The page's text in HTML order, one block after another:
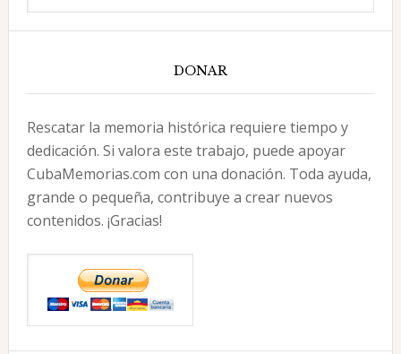
DONAR
Rescatar la memoria histórica requiere tiempo y
dedicación. Si valora este trabajo, puede apoyar
CubaMemorias.com con una donación. Toda ayuda,
grande o pequeña, contribuye a crear nuevos
contenidos. ¡Gracias!